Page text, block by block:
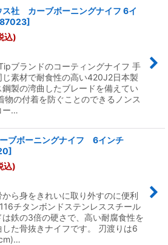
ス社 カーブボーニングナイフ 6イ
]
込)
ブランドのコーティングナイフ 手
じ素材で耐食性の高い420J2日本製
鋼製の湾曲したブレードを備えてい
物の付着を防ぐことのできるノンス
ー…
ブボーニングナイフ 6インチ
]
込)
から身をきれいに取り外すのに便利
チタンボンドステンレススチール
鉄の3倍の硬さで、高い耐腐食性を
た骨抜きナイフです。 刃渡りは6